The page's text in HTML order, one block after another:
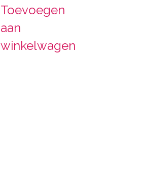
Toevoegen
aan
winkelwagen